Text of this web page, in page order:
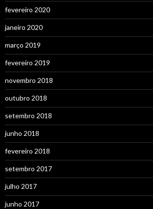
fevereiro 2020
janeiro 2020
março 2019
fevereiro 2019
novembro 2018
outubro 2018
setembro 2018
junho 2018
fevereiro 2018
setembro 2017
julho 2017
junho 2017